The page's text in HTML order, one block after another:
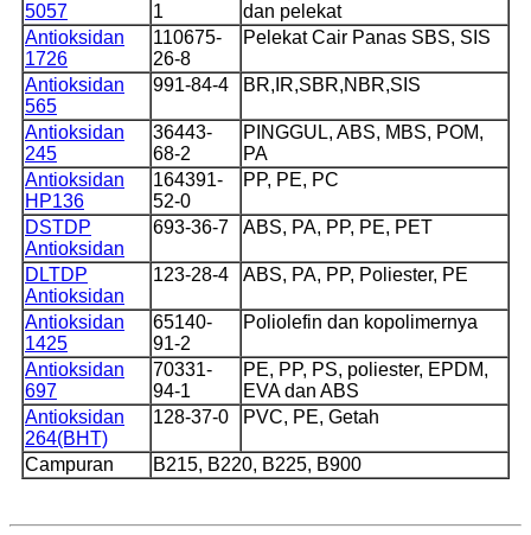
5057
1
dan pelekat
Antioksidan
1726
110675-
26-8
Pelekat Cair Panas SBS, SIS
Antioksidan
565
991-84-4 BR,IR,SBR,NBR,SIS
Antioksidan
245
36443-
68-2
PINGGUL, ABS, MBS, POM,
PA
Antioksidan
HP136
164391-
52-0
PP, PE, PC
DSTDP
Antioksidan
693-36-7 ABS, PA, PP, PE, PET
DLTDP
Antioksidan
123-28-4 ABS, PA, PP, Poliester, PE
Antioksidan
1425
65140-
91-2
Poliolefin dan kopolimernya
Antioksidan
697
70331-
94-1
PE, PP, PS, poliester, EPDM,
EVA dan ABS
Antioksidan
264(BHT)
128-37-0 PVC, PE, Getah
Campuran B215, B220, B225, B900